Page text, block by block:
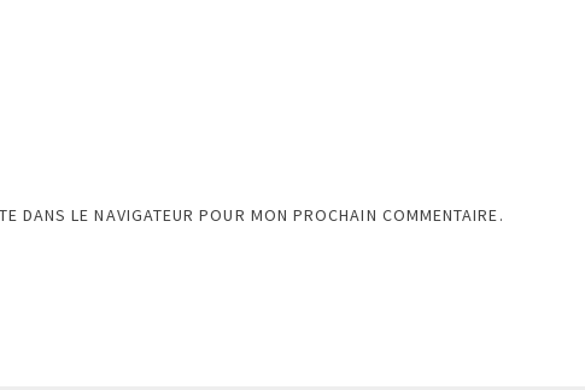
DANS LE NAVIGATEUR POUR MON PROCHAIN COMMENTAIRE.